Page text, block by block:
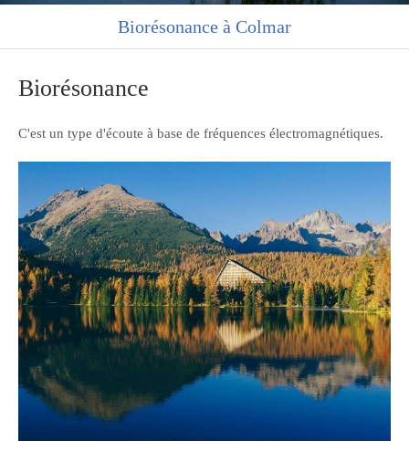
Biorésonance à Colmar
Biorésonance
C'est un type d'écoute à base de fréquences électromagnétiques.